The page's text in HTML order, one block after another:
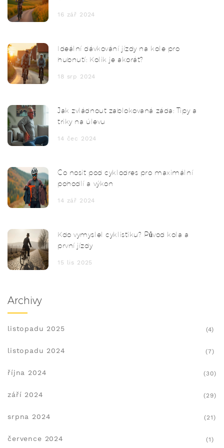
16 zář 2024
Ideální dávkování jízdy na kole pro
hubnutí: Kolik je akorát?
18 srp 2024
Jak zvládnout zablokovaná záda: Tipy a
triky na úlevu
14 čec 2024
Co nosit pod cyklodres pro maximální
pohodlí a výkon
14 zář 2024
Kdo vymyslel cyklistiku? Původ kola a
první jízdy
15 lis 2025
Archivy
listopadu 2025 (4)
listopadu 2024 (7)
října 2024 (30)
září 2024 (29)
srpna 2024 (21)
července 2024 (1)